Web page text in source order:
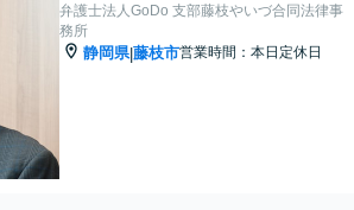
弁護士法人GoDo 支部藤枝やいづ合同法律事
務所
静岡県|藤枝市営業時間：本日定休日